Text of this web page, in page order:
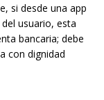
si desde una app
usuario, esta
bancaria; debe
con dignidad